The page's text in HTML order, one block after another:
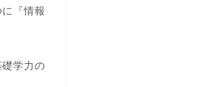
『情報
学力の